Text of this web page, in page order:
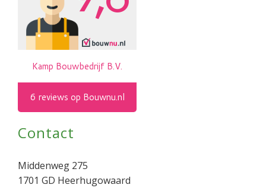
Contact
Middenweg 275
1701 GD Heerhugowaard